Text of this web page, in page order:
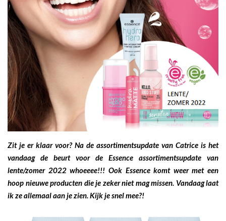
Zit je er klaar voor? Na de assortimentsupdate van Catrice is het
vandaag de beurt voor de Essence assortimentsupdate van
lente/zomer 2022 whoeeee!!! Ook Essence komt weer met een
hoop nieuwe producten die je zeker niet mag missen. Vandaag laat
ik ze allemaal aan je zien. Kijk je snel mee?!